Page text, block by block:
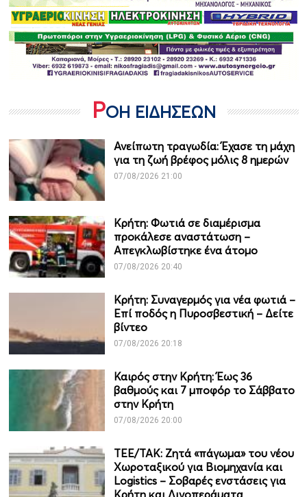
ΡΟΗ ΕΙΔΗΣΕΩΝ
Ανείπωτη τραγωδία: Έχασε τη μάχη
για τη ζωή βρέφος μόλις 8 ημερών
07/08/2026 21:00
Κρήτη: Φωτιά σε διαμέρισμα
προκάλεσε αναστάτωση –
Απεγκλωβίστηκε ένα άτομο
07/08/2026 20:40
Κρήτη: Συναγερμός για νέα φωτιά –
Επί ποδός η Πυροσβεστική – Δείτε
βίντεο
07/08/2026 20:18
Καιρός στην Κρήτη: Έως 36
βαθμούς και 7 μποφόρ το Σάββατο
στην Κρήτη
07/08/2026 20:00
ΤΕΕ/ΤΑΚ: Ζητά «πάγωμα» του νέου
Χωροταξικού για Βιομηχανία και
Logistics – Σοβαρές ενστάσεις για